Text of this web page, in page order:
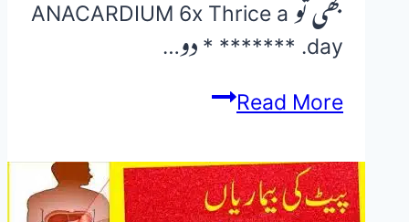
بھی تو ANACARDIUM 6x Thrice a
day. ******* * دو…
Read Moreقبض/Constipation